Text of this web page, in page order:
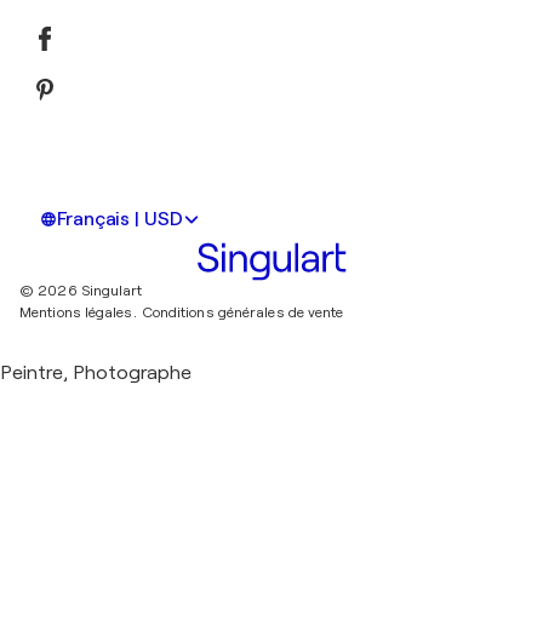
Français | USD
© 2026 Singulart
Mentions légales. Conditions générales de vente
Peintre, Photographe